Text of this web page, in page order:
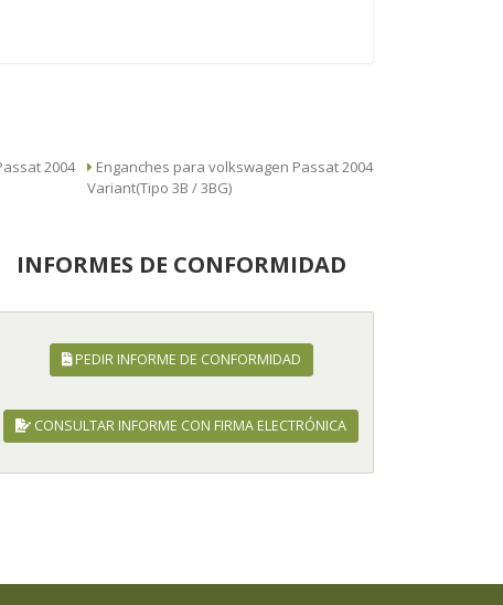
Enganches para volkswagen Passat 2004
Variant(Tipo 3B / 3BG)
INFORMES DE CONFORMIDAD
PEDIR INFORME DE CONFORMIDAD
CONSULTAR INFORME CON FIRMA ELECTRÓNICA